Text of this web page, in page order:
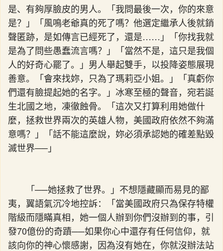
是、有夠厚臉皮的男人。「我問最後一次，你的來意
是？」「風鳴老爺真的死了嗎？他選定繼承人後就銷
聲匿跡，是如傳言已經死了，還是……」「你找我就
是為了問些愚蠢流言嗎？」「當然不是，這只是我個
人的好奇心罷了。」男人舉起雙手，以投降姿態展現
善意。「會來找妳，只為了瑪莉亞小姐。」「真虧你
們還有臉提起她的名字。」冰寒至極的聲音，宛若誕
生北國之地，凍徹蝕骨。「這次又打算利用她做什
麼，拯救世界兩次的英雄人物，美國政府依然不夠滿
意嗎？」「話不能這麼說，妳必須承認她的確差點毀
滅世界──」
「──她拯救了世界。」不想隱藏顯而易見的鄙
夷，翼語氣沉冷地控訴：「當美國政府只為保存特權
階級而隱瞞真相，她一個人辦到你們沒辦到的事，引
發70億份的奇蹟──如果你心中還存有任何信仰，就
該向你的神心懷感謝，因為沒有她在，你就沒辦法站